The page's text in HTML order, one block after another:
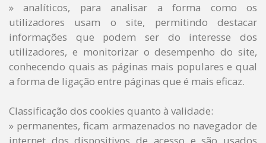
»analíticos, para analisar a forma como os
utilizadores usam o site, permitindo destacar
informações que podem ser do interesse dos
utilizadores, e monitorizar o desempenho do site,
conhecendo quais as páginas mais populares e qual
a forma de ligação entre páginas que é mais eficaz.
Classificação dos cookies quanto à validade:
» permanentes, ficam armazenados no navegador de